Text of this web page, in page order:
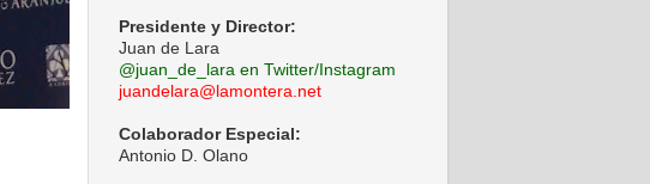
Presidente y Director:
Juan de Lara
@juan_de_lara en Twitter/Instagram
juandelara@lamontera.net
Colaborador Especial:
Antonio D. Olano